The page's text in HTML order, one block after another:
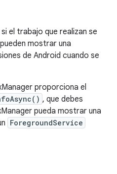
el trabajo que realizan se
mostrar una
de Android cuando se
proporciona el
, que debes
pueda mostrar una
ForegroundService